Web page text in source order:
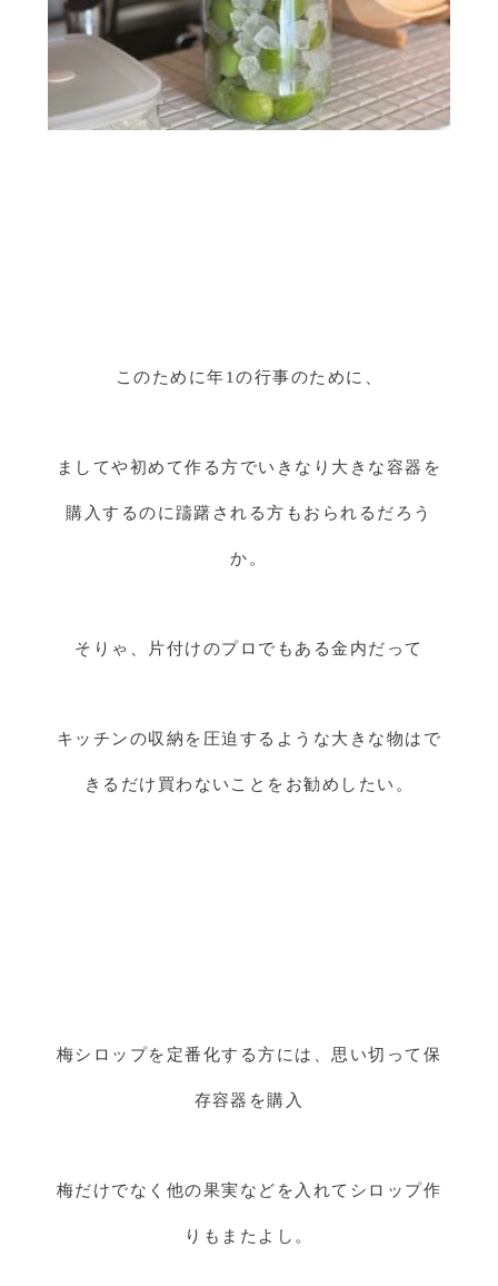
このために年1の行事のために、
ましてや初めて作る方でいきなり大きな容器を
購入するのに躊躇される方もおられるだろう
か。
そりゃ、片付けのプロでもある金内だって
キッチンの収納を圧迫するような大きな物はで
きるだけ買わないことをお勧めしたい。
梅シロップを定番化する方には、思い切って保
存容器を購入
梅だけでなく他の果実などを入れてシロップ作
りもまたよし。